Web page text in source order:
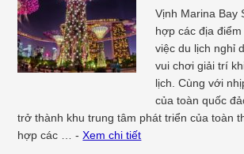
Vịnh Marina Bay
hợp các địa
việc du lịch nghỉ
vui chơi giải trí
lịch. Cùng với
của toàn quốc
trở thành khu trung tâm phát triển của toàn
hợp các … -Xem chi tiết